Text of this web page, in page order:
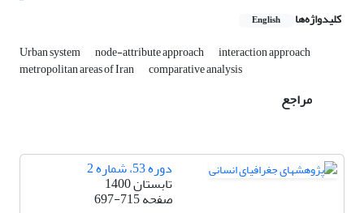
کلیدواژه‌ها English
Urban system node-attribute approach interaction approach
metropolitan areas of Iran comparative analysis
مراجع
دوره 53، شماره 2
تابستان 1400
صفحه697-715